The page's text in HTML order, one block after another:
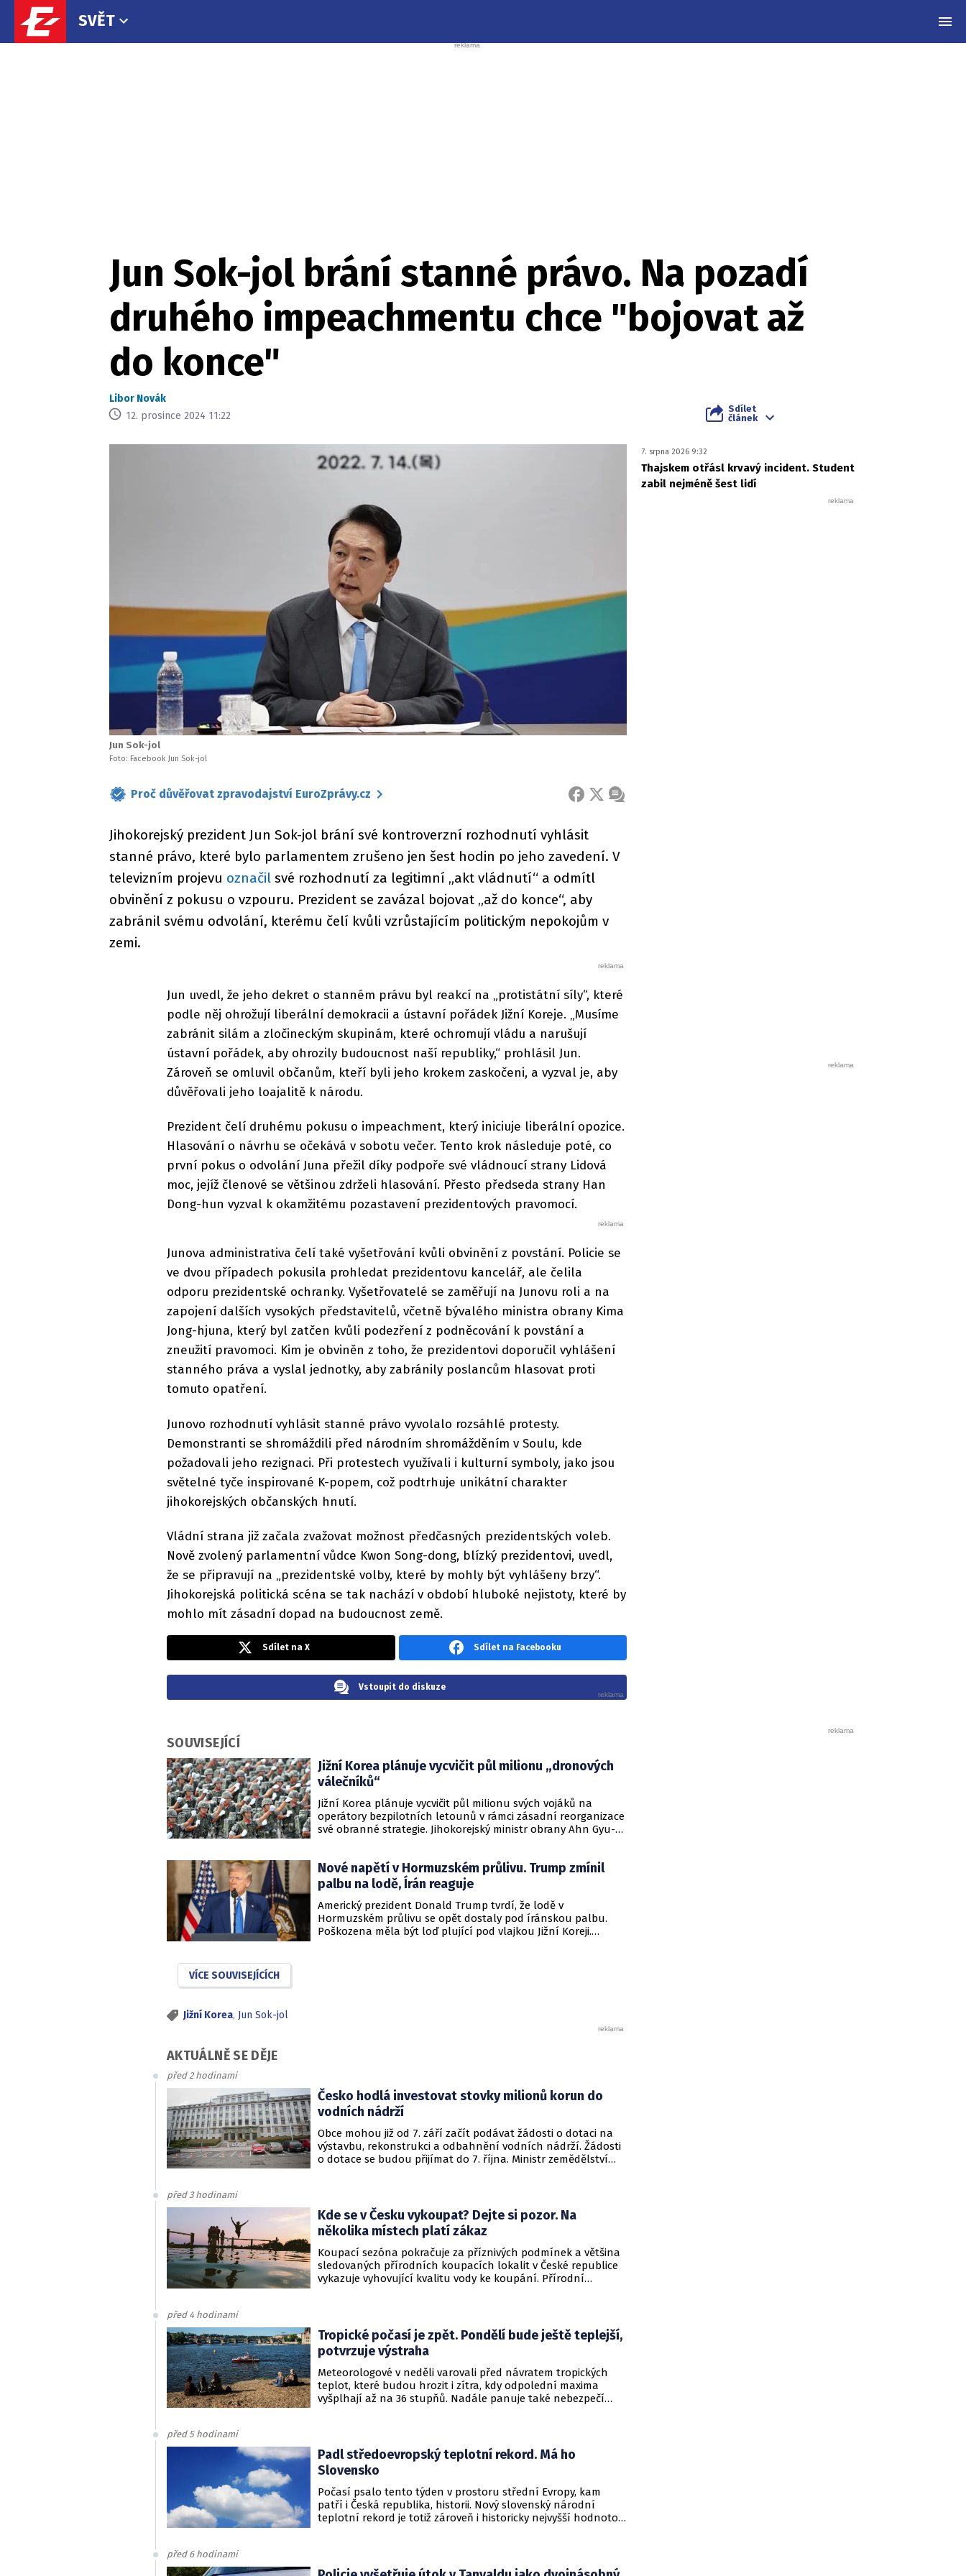
SVĚT
Jun Sok-jol brání stanné právo. Na pozadí
druhého impeachmentu chce "bojovat až
do konce"
Libor Novák
12. prosince 2024 11:22
Sdílet
článek
Jun Sok-jol
Foto: Facebook Jun Sok-jol
Proč důvěřovat zpravodajství EuroZprávy.cz FACEBOOK
X ZPRÁVA
Jihokorejský prezident Jun Sok-jol brání své kontroverzní rozhodnutí vyhlásit
stanné právo, které bylo parlamentem zrušeno jen šest hodin po jeho zavedení. V
televizním projevu označil své rozhodnutí za legitimní „akt vládnutí“ a odmítl
obvinění z pokusu o vzpouru. Prezident se zavázal bojovat „až do konce“, aby
zabránil svému odvolání, kterému čelí kvůli vzrůstajícím politickým nepokojům v
zemi.
Jun uvedl, že jeho dekret o stanném právu byl reakcí na „protistátní síly“, které
podle něj ohrožují liberální demokracii a ústavní pořádek Jižní Koreje. „Musíme
zabránit silám a zločineckým skupinám, které ochromují vládu a narušují
ústavní pořádek, aby ohrozily budoucnost naší republiky,“ prohlásil Jun.
Zároveň se omluvil občanům, kteří byli jeho krokem zaskočeni, a vyzval je, aby
důvěřovali jeho loajalitě k národu.
Prezident čelí druhému pokusu o impeachment, který iniciuje liberální opozice.
Hlasování o návrhu se očekává v sobotu večer. Tento krok následuje poté, co
první pokus o odvolání Juna přežil díky podpoře své vládnoucí strany Lidová
moc, jejíž členové se většinou zdrželi hlasování. Přesto předseda strany Han
Dong-hun vyzval k okamžitému pozastavení prezidentových pravomocí.
Junova administrativa čelí také vyšetřování kvůli obvinění z povstání. Policie se
ve dvou případech pokusila prohledat prezidentovu kancelář, ale čelila
odporu prezidentské ochranky. Vyšetřovatelé se zaměřují na Junovu roli a na
zapojení dalších vysokých představitelů, včetně bývalého ministra obrany Kima
Jong-hjuna, který byl zatčen kvůli podezření z podněcování k povstání a
zneužití pravomoci. Kim je obviněn z toho, že prezidentovi doporučil vyhlášení
stanného práva a vyslal jednotky, aby zabránily poslancům hlasovat proti
tomuto opatření.
Junovo rozhodnutí vyhlásit stanné právo vyvolalo rozsáhlé protesty.
Demonstranti se shromáždili před národním shromážděním v Soulu, kde
požadovali jeho rezignaci. Při protestech využívali i kulturní symboly, jako jsou
světelné tyče inspirované K-popem, což podtrhuje unikátní charakter
jihokorejských občanských hnutí.
Vládní strana již začala zvažovat možnost předčasných prezidentských voleb.
Nově zvolený parlamentní vůdce Kwon Song-dong, blízký prezidentovi, uvedl,
že se připravují na „prezidentské volby, které by mohly být vyhlášeny brzy“.
Jihokorejská politická scéna se tak nachází v období hluboké nejistoty, které by
mohlo mít zásadní dopad na budoucnost země.
7. srpna 2026 9:32
Thajskem otřásl krvavý incident. Student
zabil nejméně šest lidí
Sdílet na X Sdílet na Facebooku
Vstoupit do diskuze
SOUVISEJÍCÍ
Jižní Korea plánuje vycvičit půl milionu „dronových
válečníků“
Jižní Korea plánuje vycvičit půl milionu svých vojáků na
operátory bezpilotních letounů v rámci zásadní reorganizace
své obranné strategie. Jihokorejský ministr obrany Ahn Gyu-
by měl být schopen ovládat drony stejně samozřejmě jako
svou sekundární osobní zbraň.
Nové napětí v Hormuzském průlivu. Trump zmínil
palbu na lodě, Írán reaguje
Americký prezident Donald Trump tvrdí, že lodě v
Hormuzském průlivu se opět dostaly pod íránskou palbu.
Poškozena měla být loď plující pod vlajkou Jižní Koreji.
VÍCE SOUVISEJÍCÍCH
Jižní Korea, Jun Sok-jol
AKTUÁLNĚ SE DĚJE
před 2 hodinami
Česko hodlá investovat stovky milionů korun do
vodních nádrží
Obce mohou již od 7. září začít podávat žádosti o dotaci na
výstavbu, rekonstrukci a odbahnění vodních nádrží. Žádosti
o dotace se budou přijímat do 7. října. Ministr zemědělství
tocích – 3. etapa. Informovalo o tom ministerstvo
zemědělství.
před 3 hodinami
Kde se v Česku vykoupat? Dejte si pozor. Na
několika místech platí zákaz
Koupací sezóna pokračuje za příznivých podmínek a většina
sledovaných přírodních koupacích lokalit v České republice
vykazuje vyhovující kvalitu vody ke koupání. Přírodní
často přesahujícími 30 °C.
před 4 hodinami
Tropické počasí je zpět. Pondělí bude ještě teplejší,
potvrzuje výstraha
Meteorologové v neděli varovali před návratem tropických
teplot, které budou hrozit i zítra, kdy odpolední maxima
vyšplhají až na 36 stupňů. Nadále panuje také nebezpečí
před 5 hodinami
Padl středoevropský teplotní rekord. Má ho
Slovensko
Počasí psalo tento týden v prostoru střední Evropy, kam
patří i Česká republika, historii. Nový slovenský národní
teplotní rekord je totiž zároveň i historicky nejvyšší hodnotou
před 6 hodinami